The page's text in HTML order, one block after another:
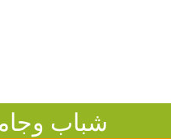
شباب